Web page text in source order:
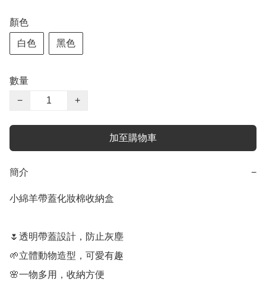
顏色
白色 黑色
數量
−
+
加至購物車
簡介 −
小綿羊帶蓋化妝棉收納盒
🌷透明帶蓋設計，防止灰塵
🌱立體動物造型，可愛有趣
🌸一物多用，收納方便